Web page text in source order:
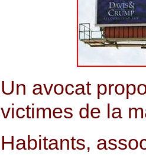
Un avocat
victimes de la
Habitants,